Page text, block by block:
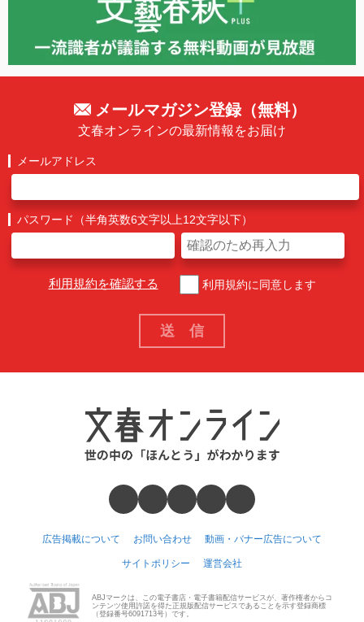
メールマガジン登録（無料）
文春オンラインの最新情報をお届け
メールアドレス
パスワード（半角英数6文字以上12文字以下）
利用規約を確認する 利用規約に同意します
広告掲載について お問い合わせ 動画・バナー広告について
サイトポリシー 運営会社
ABJマークは、この電子書店・電子書籍配信サービスが、著作権者からコ
ンテンツ使用許諾を得た正規版配信サービスであることを示す登録商標
（登録番号6091713号）です。